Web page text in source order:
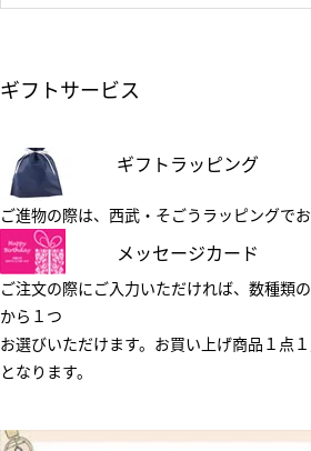
ギフトサービス
ギフトラッピング
ご進物の際は、西武・そごうラッピングでお
メッセージカード
ご注文の際にご入力いただければ、数種類
から１つ
お選びいただけます。お買い上げ商品１点
となります。